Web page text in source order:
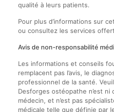
qualité à leurs patients.
Pour plus d’informations sur
ou consultez les services
Avis de non-responsabilité
Les informations et conseils
remplacent pas l’avis, le
professionnel de la santé.
Desforges ostéopathe n’est
médecin, et n’est pas
médicale telle que définie par